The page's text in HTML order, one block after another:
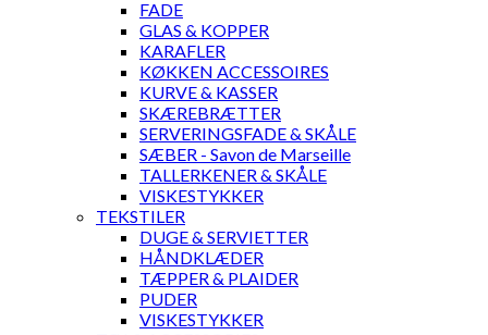
FADE
GLAS & KOPPER
KARAFLER
KØKKEN ACCESSOIRES
KURVE & KASSER
SKÆREBRÆTTER
SERVERINGSFADE & SKÅLE
SÆBER - Savon de Marseille
TALLERKENER & SKÅLE
VISKESTYKKER
TEKSTILER
DUGE & SERVIETTER
HÅNDKLÆDER
TÆPPER & PLAIDER
PUDER
VISKESTYKKER